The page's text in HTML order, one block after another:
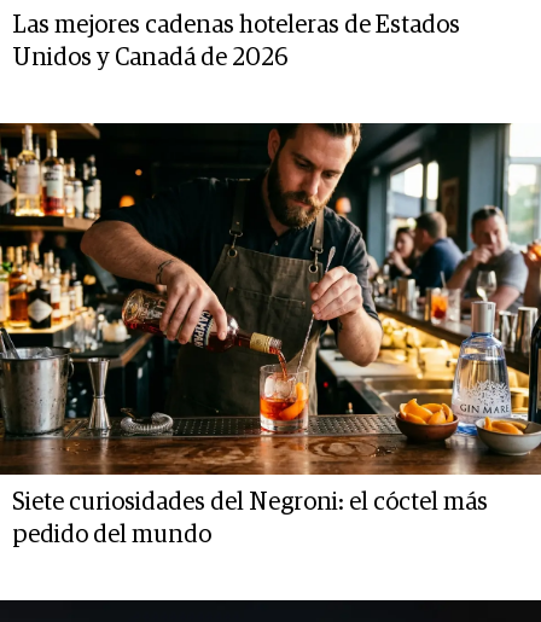
Las mejores cadenas hoteleras de Estados
Unidos y Canadá de 2026
Siete curiosidades del Negroni: el cóctel más
pedido del mundo